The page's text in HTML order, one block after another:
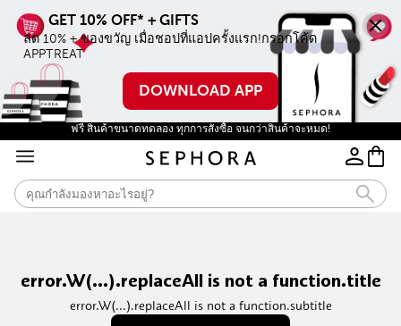
ลด 10% + ของขวัญ เมื่อชอปที่แอปครั้งแรก!กรอกโค้ด
APPTREAT
DOWNLOAD APP
ฟรี สินค้าขนาดทดลอง ทุกการสั่งซื้อ จนกว่าสินค้าจะหมด!
error.W(...).replaceAll is not a function.title
error.W(...).replaceAll is not a function.subtitle